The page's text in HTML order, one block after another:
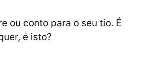
ou conto para o seu tio. É
é isto?